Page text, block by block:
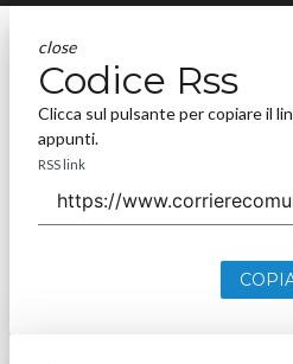
close
Codice Rss
Clicca sul pulsante per copiare il
appunti.
RSS link